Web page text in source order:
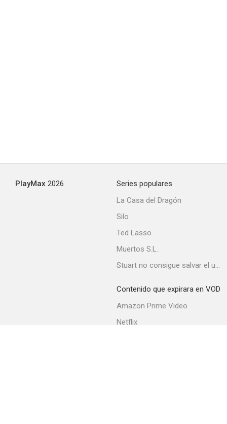
PlayMax 2026
Series populares
La Casa del Dragón
Silo
Ted Lasso
Muertos S.L.
Stuart no consigue salvar el universo
Contenido que expirara en VOD
Amazon Prime Video
Netflix